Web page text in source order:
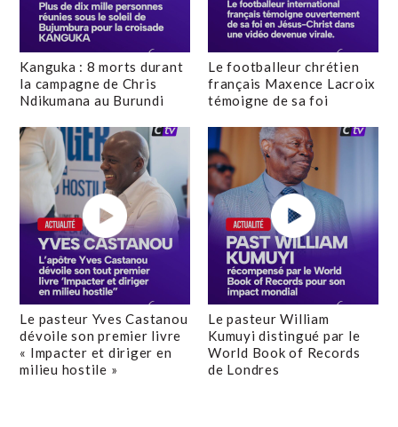
Kanguka : 8 morts durant
la campagne de Chris
Ndikumana au Burundi
Le footballeur chrétien
français Maxence Lacroix
témoigne de sa foi
Le pasteur Yves Castanou
dévoile son premier livre
« Impacter et diriger en
milieu hostile »
Le pasteur William
Kumuyi distingué par le
World Book of Records
de Londres